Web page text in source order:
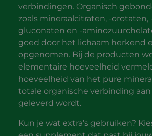
verbindingen. Organisch
zoals mineraalcitraten, -orotaten,
gluconaten en -
goed door het lichaam herkend
opgenomen. Bij de producten
elementaire hoeveelheid
hoeveelheid van het pure
totale organische verbinding
geleverd wordt.
Kun je wat extra’s gebruiken?